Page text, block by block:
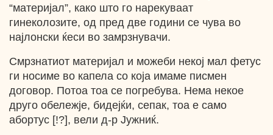
“материјал”, како што го нарекуваат
гинеколозите, од пред две години се чува во
најлонски ќеси во замрзнувачи.
Смрзнатиот материјал и можеби некој мал фетус
ги носиме во капела со која имаме писмен
договор. Потоа тоа се погребува. Нема некое
друго обележје, бидејќи, сепак, тоа е само
абортус [!?], вели д-р Јужниќ.